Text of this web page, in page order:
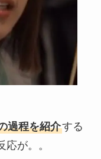
過程を紹介する
が。。